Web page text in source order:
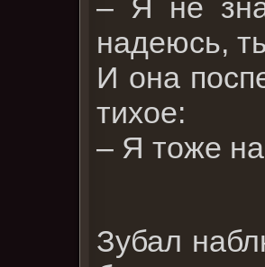
надеюсь,
И она
тихое:
– Я тоже
Зубал